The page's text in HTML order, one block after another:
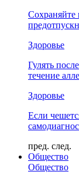
Сохраняйте
Здоровье
Гулять
течение
Здоровье
Если
пред. след.
Общество
Общество